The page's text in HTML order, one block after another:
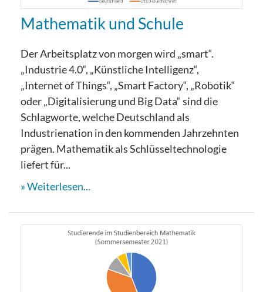
Mathematik und Schule
Der Arbeitsplatz von morgen wird „smart“.
„Industrie 4.0“, „Künstliche Intelligenz“,
„Internet of Things“, „Smart Factory“, „Robotik“
oder „Digitalisierung und Big Data“ sind die
Schlagworte, welche Deutschland als
Industrienation in den kommenden Jahrzehnten
prägen. Mathematik als Schlüsseltechnologie
liefert für...
Weiterlesen...